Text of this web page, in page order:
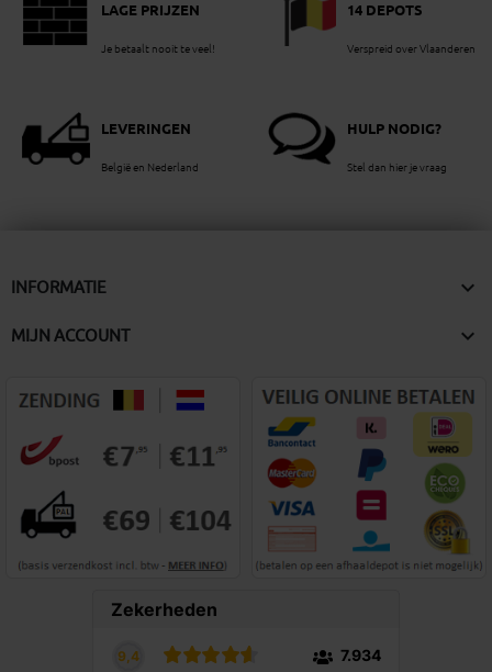
LAGE PRIJZEN
Je betaalt nooit te veel!
14 DEPOTS
Verspreid over Vlaanderen
LEVERINGEN
België en Nederland
HULP NODIG?
Stel dan hier je vraag
INFORMATIE 
MIJN ACCOUNT 